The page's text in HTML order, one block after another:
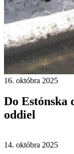
16. októbra 2025
Do
oddiel
14. októbra 2025